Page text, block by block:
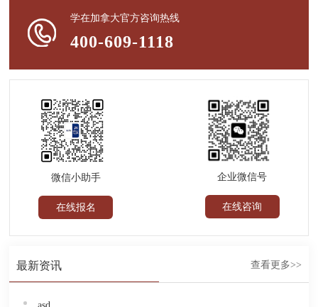
学在加拿大官方咨询热线
400-609-1118
微信小助手
在线报名
企业微信号
在线咨询
最新资讯 查看更多>>